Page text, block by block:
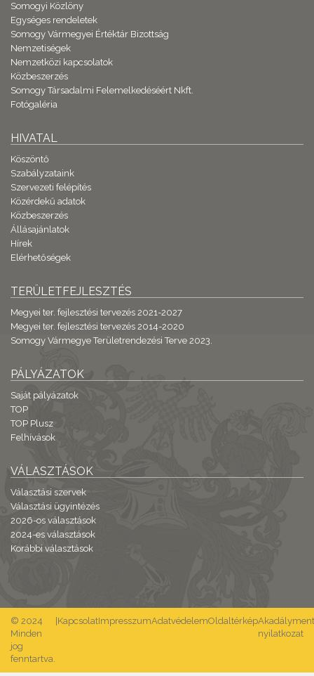
Somogyi Közlöny
Egységes rendeletek
Somogy Vármegyei Értéktár Bizottság
Nemzetiségek
Nemzetközi kapcsolatok
Közbeszerzés
Somogy Társadalmi Felemelkedéséért Nkft.
Fotógaléria
HIVATAL
Köszöntő
Szabályzataink
Szervezeti felépítés
Közérdekű adatok
Közbeszerzés
Állásajánlatok
Hírek
Elérhetőségek
TERÜLETFEJLESZTÉS
Megyei ter. fejlesztési tervezés 2021-2027
Megyei ter. fejlesztési tervezés 2014-2020
Somogy Vármegye Területrendezési Terve 2023.
PÁLYÁZATOK
Saját pályázatok
TOP
TOP Plusz
Felhívások
VÁLASZTÁSOK
Választási szervek
Választási ügyintézés
2026-os választások
2024-es választások
Korábbi választások
© 2024
Minden
jog
fenntartva.
KapcsolatImpresszumAdatvédelemOldaltérkép
nyilatkozat